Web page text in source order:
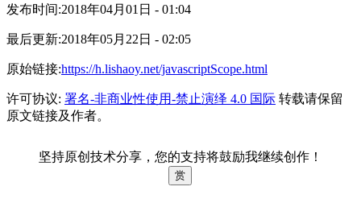
发布时间:2018年04月01日 - 01:04
最后更新:2018年05月22日 - 02:05
原始链接:https://h.lishaoy.net/javascriptScope.html
许可协议: 署名-非商业性使用-禁止演绎 4.0 国际 转载请保留
原文链接及作者。
坚持原创技术分享，您的支持将鼓励我继续创作！
赏